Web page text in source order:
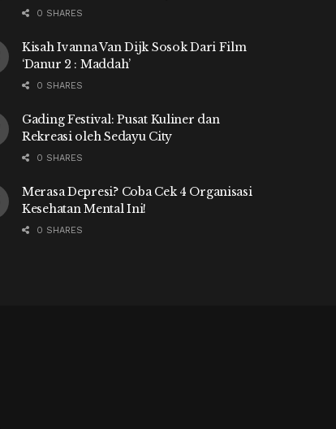
0 SHARES
Kisah Ivanna Van Dijk Sosok Dari Film
‘Danur 2 : Maddah’
0 SHARES
Gading Festival: Pusat Kuliner dan
Rekreasi oleh Sedayu City
0 SHARES
Merasa Depresi? Coba Cek 4 Organisasi
Kesehatan Mental Ini!
0 SHARES